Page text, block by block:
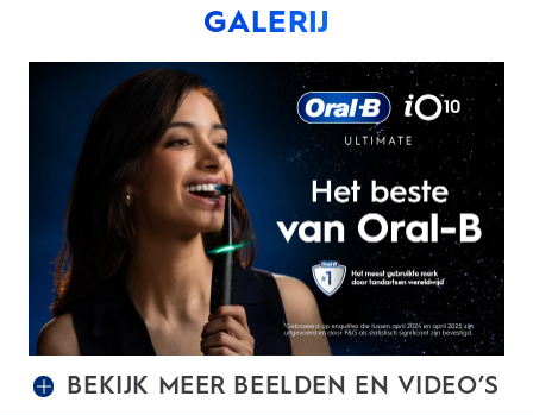
GALERIJ
BEKIJK MEER BEELDEN EN VIDEO’S